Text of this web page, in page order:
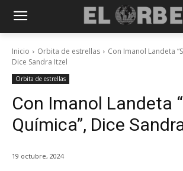
Inicio Orbita de estrellas
Con Imanol Landeta
Dice Sandra Itzel
Orbita de estrellas
Con Imanol Landeta
Química”, Dice
19 octubre, 2024